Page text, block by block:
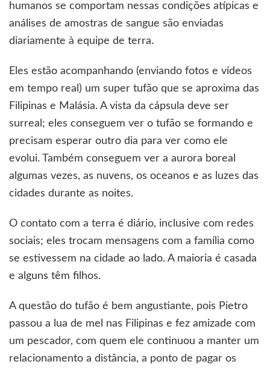
humanos se comportam nessas condições atípicas e
análises de amostras de sangue são enviadas
diariamente à equipe de terra.
Eles estão acompanhando (enviando fotos e vídeos
em tempo real) um super tufão que se aproxima das
Filipinas e Malásia. A vista da cápsula deve ser
surreal; eles conseguem ver o tufão se formando e
precisam esperar outro dia para ver como ele
evolui. Também conseguem ver a aurora boreal
algumas vezes, as nuvens, os oceanos e as luzes das
cidades durante as noites.
O contato com a terra é diário, inclusive com redes
sociais; eles trocam mensagens com a família como
se estivessem na cidade ao lado. A maioria é casada
e alguns têm filhos.
A questão do tufão é bem angustiante, pois Pietro
passou a lua de mel nas Filipinas e fez amizade com
um pescador, com quem ele continuou a manter um
relacionamento a distância, a ponto de pagar os